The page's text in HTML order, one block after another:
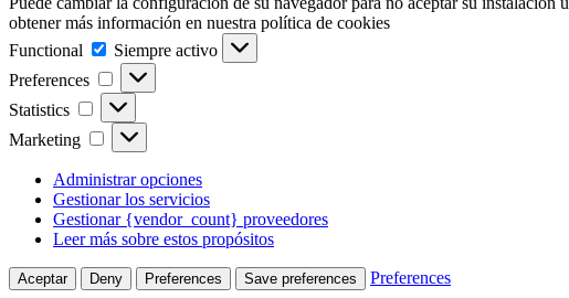
obtener más información en nuestra política de cookies
Functional
Functional
Siempre activo
Preferences
Preferences
Statistics Statistics
Marketing Marketing
Administrar opciones
Gestionar los servicios
Gestionar {vendor_count} proveedores
Leer más sobre estos propósitos
Aceptar Deny Preferences Save preferences Preferences